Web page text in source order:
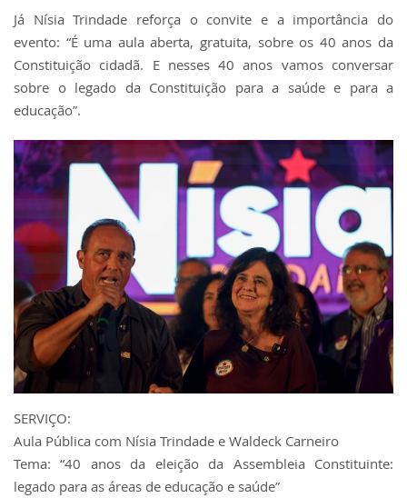
Já Nísia Trindade reforça o convite e a importância do
evento: “É uma aula aberta, gratuita, sobre os 40 anos da
Constituição cidadã. E nesses 40 anos vamos conversar
sobre o legado da Constituição para a saúde e para a
educação”.
SERVIÇO:
Aula Pública com Nísia Trindade e Waldeck Carneiro
Tema: “40 anos da eleição da Assembleia Constituinte:
legado para as áreas de educação e saúde”